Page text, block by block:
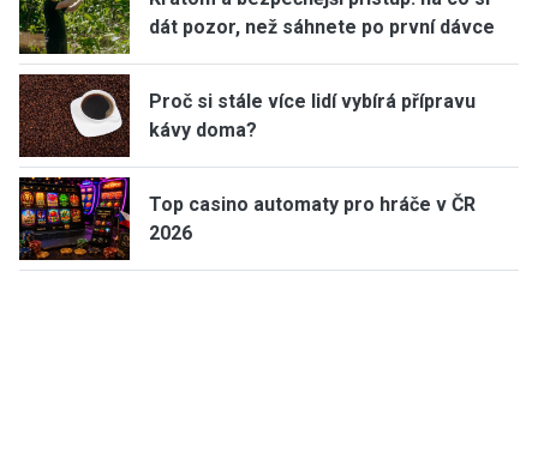
dát pozor, než sáhnete po první dávce
Proč si stále více lidí vybírá přípravu
kávy doma?
Top casino automaty pro hráče v ČR
2026